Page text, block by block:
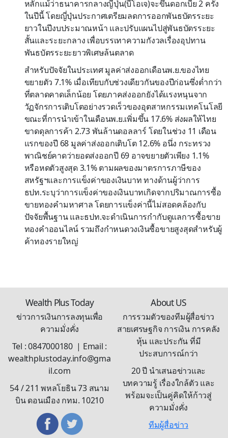
หลักแม้ว่าธนาคารกลางญี่ปุ่น(บีโอเจ)จะขึ้นดอกเบี้ย 2 ครั้ง
ในปีนี้ โดยญี่ปุ่นประกาศเตรียมลดการออกพันธบัตรระยะ
ยาวในปีงบประมาณหน้า และปรับแผนไปสู่พันธบัตรระยะ
สั้นและระยะกลาง เพื่อบรรเทาความกังวลเรื่องอุปทาน
พันธบัตรระยะยาวพิเศษล้นตลาด
สำหรับปัจจัยในประเทศ มูลค่าส่งออกเดือนพ.ย.ของไทย
ขยายตัว 7.1% เมื่อเทียบกับช่วงเดียวกันของปีก่อนซึ่งต่ำกว่า
ที่ตลาดคาดเล็กน้อย โดยภาคส่งออกยังได้แรงหนุนจาก
วัฏจักรการเติบโตอย่างรวดเร็วของอุตสาหกรรมเทคโนโลยี
ขณะที่การนำเข้าในเดือนพ.ย.เพิ่มขึ้น 17.6% ส่งผลให้ไทย
ขาดดุลการค้า 2.73 พันล้านดอลลาร์ โดยในช่วง 11 เดือน
แรกของปี 68 มูลค่าส่งออกเติบโต 12.6% อนึ่ง กระทรวง
พาณิชย์คาดว่ายอดส่งออกปี 69 อาจขยายตัวเพียง 1.1%
หรือหดตัวสูงสุด 3.1% ตามผลของมาตรการภาษีของ
สหรัฐฯและการแข็งค่าของเงินบาท ทางด้านผู้ว่าการ
ธปท.ระบุว่าการแข็งค่าของเงินบาทเกิดจากปริมาณการซื้อ
ขายทองคำมหาศาล โดยการแข็งค่านี้ไม่สอดคล้องกับ
ปัจจัยพื้นฐาน และธปท.จะดำเนินการกำกับดูแลการซื้อขาย
ทองคำออนไลน์ รวมถึงกำหนดวงเงินซื้อขายสูงสุดสำหรับผู้
ค้าทองรายใหญ่
Wealth Plus Today
ข่าวการเงินการลงทุนเพื่อ
ความมั่งคั่ง
Tel : 0847000180 | Email :
wealthplustoday.info@gma
il.com
54 / 211 พหลโยธิน 73 สนาม
บิน ดอนเมือง กทม. 10210
About US
การรวมตัวของทีมผู้สื่อข่าว
สายเศรษฐกิจ การเงิน การคลัง
หุ้น และประกัน ที่มี
ประสบการณ์กว่า
20 ปี นำเสนอข่าวและ
บทความรู้ เรื่องใกล้ตัว และ
พร้อมจะเป็นคู่คิดให้ก้าวสู่
ความมั่งคั่ง
ทีมผู้สื่อข่าว